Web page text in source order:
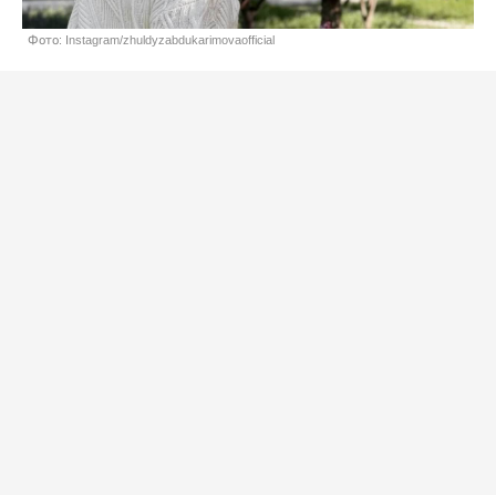
Фото: Instagram/zhuldyzabdukarimovaofficial